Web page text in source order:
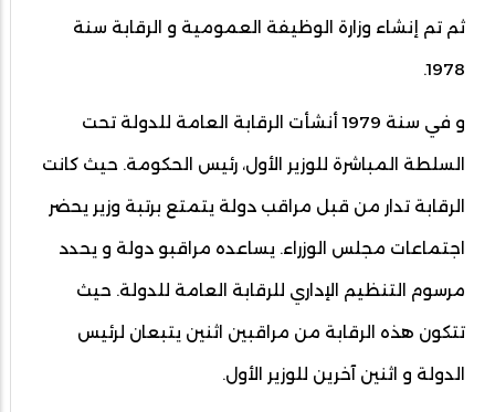
ثم تم إنشاء وزارة الوظيفة العمومية و الرقابة سنة
1978.
و في سنة 1979 أنشأت الرقابة العامة للدولة تحت
السلطة المباشرة للوزير الأول، رئيس الحكومة. حيث كانت
الرقابة تدار من قبل مراقب دولة يتمتع برتبة وزير يحضر
اجتماعات مجلس الوزراء. يساعده مراقبو دولة و يحدد
مرسوم التنظيم الإداري للرقابة العامة للدولة. حيث
تتكون هذه الرقابة من مراقبين اثنين يتبعان لرئيس
الدولة و اثنين آخرين للوزير الأول.